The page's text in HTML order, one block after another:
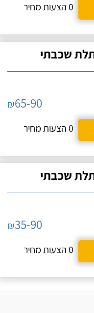
0 הצעות מחיר
שכבתי
₪65-90
0 הצעות מחיר
שכבתי
₪35-90
0 הצעות מחיר